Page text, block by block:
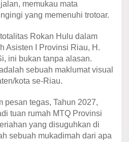
memukau mata
yang memenuhi trotoar.
Rokan Hulu dalam
Asisten I Provinsi Riau, H.
ini bukan tanpa alasan.
sebuah maklumat visual
kota se-Riau.
pesan tegas, Tahun 2027,
tuan rumah MTQ Provinsi
yang disuguhkan di
sebuah mukadimah dari apa